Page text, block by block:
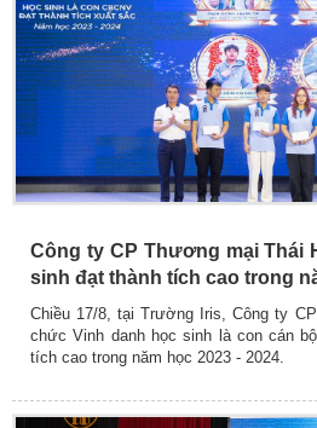
Công ty CP Thương mại Thái
sinh đạt thành tích cao trong
Chiều 17/8, tại Trường Iris, Công ty
chức Vinh danh học sinh là con cán
tích cao trong năm học 2023 - 2024.